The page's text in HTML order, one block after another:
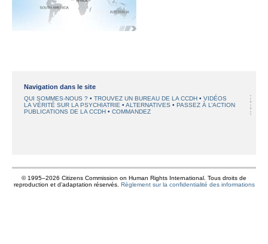
Navigation dans le site
QUI SOMMES-NOUS ? TROUVEZ UN BUREAU DE LA CCDH
VIDÉOS
LA VÉRITÉ SUR LA PSYCHIATRIE
ALTERNATIVES
PASSEZ À L’ACTION
PUBLICATIONS DE LA CCDH
COMMANDEZ
© 1995–2026 Citizens Commission on Human Rights International. Tous droits de
reproduction et d’adaptation réservés. Règlement sur la confidentialité des informations